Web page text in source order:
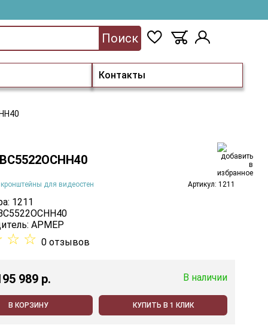
Контакты
Поиск
для видеостен Артикул: 1211
1211
АРМЕР
☆ ☆ 0 отзывов
989 p. В наличии
В КОРЗИНУ КУПИТЬ В 1 КЛИК